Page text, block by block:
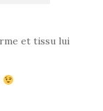
et tissu lui